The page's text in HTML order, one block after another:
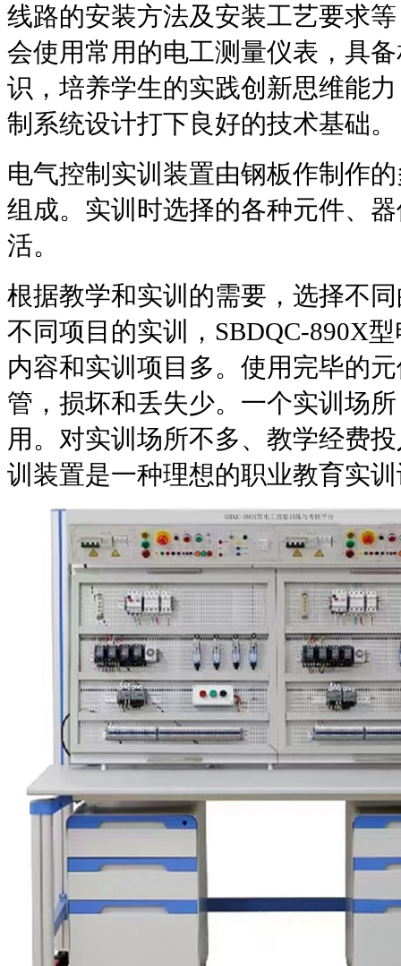
线路的安装方法及安装工艺要求
会使用常用的电工测量仪表，具
识，培养学生的实践创新思维能
制系统设计打下良好的技术基础。
电气控制实训 装置由钢板作制作
组成。实训时选择的各种元件、
活。
根据教学和实训的需要，选择不
不同项目的实训， SBDQC-890X型
内容和实训项目多。使用完毕的
管，损坏和丢失少。一个实训场
用。对实训场所不多、教学经费
训装置是一种理想的职业教育实